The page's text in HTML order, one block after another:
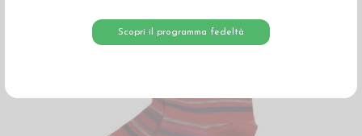
Scopri il programma fedeltà